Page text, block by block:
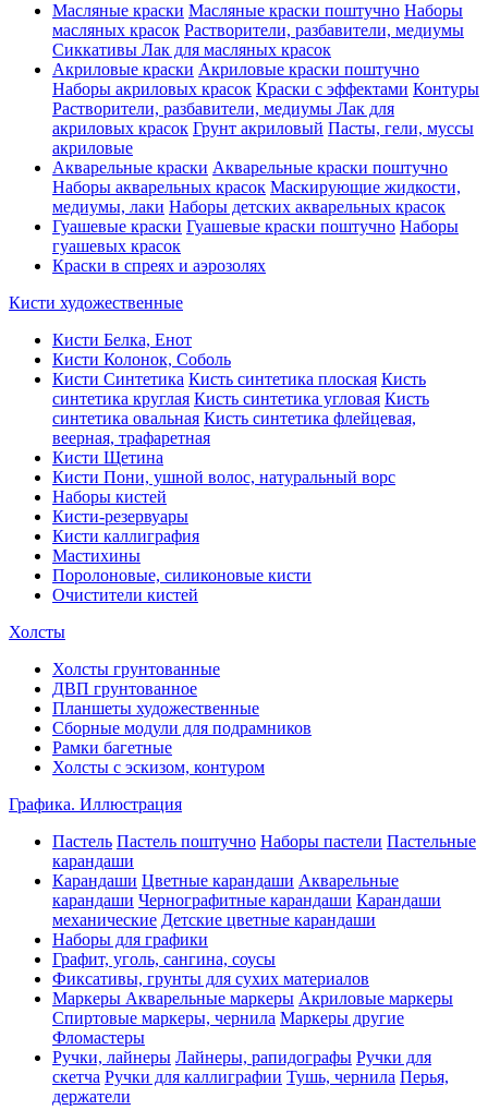
Масляные краски Масляные краски поштучно Наборы
масляных красок Растворители, разбавители, медиумы
Сиккативы Лак для масляных красок
Акриловые краски Акриловые краски поштучно
Наборы акриловых красок Краски с эффектами Контуры
Растворители, разбавители, медиумы Лак для
акриловых красок Грунт акриловый Пасты, гели, муссы
акриловые
Акварельные краски Акварельные краски поштучно
Наборы акварельных красок Маскирующие жидкости,
медиумы, лаки Наборы детских акварельных красок
Гуашевые краски Гуашевые краски поштучно Наборы
гуашевых красок
Краски в спреях и аэрозолях
Кисти художественные
Кисти Белка, Енот
Кисти Колонок, Соболь
Кисти Синтетика Кисть синтетика плоская Кисть
синтетика круглая Кисть синтетика угловая Кисть
синтетика овальная Кисть синтетика флейцевая,
веерная, трафаретная
Кисти Щетина
Кисти Пони, ушной волос, натуральный ворс
Наборы кистей
Кисти-резервуары
Кисти каллиграфия
Мастихины
Поролоновые, силиконовые кисти
Очистители кистей
Холсты
Холсты грунтованные
ДВП грунтованное
Планшеты художественные
Сборные модули для подрамников
Рамки багетные
Холсты c эскизом, контуром
Графика. Иллюстрация
Пастель Пастель поштучно Наборы пастели Пастельные
карандаши
Карандаши Цветные карандаши Акварельные
карандаши Чернографитные карандаши Карандаши
механические Детские цветные карандаши
Наборы для графики
Графит, уголь, сангина, соусы
Фиксативы, грунты для сухих материалов
Маркеры Акварельные маркеры Акриловые маркеры
Спиртовые маркеры, чернила Маркеры другие
Фломастеры
Ручки, лайнеры Лайнеры, рапидографы Ручки для
скетча Ручки для каллиграфии Тушь, чернила Перья,
держатели